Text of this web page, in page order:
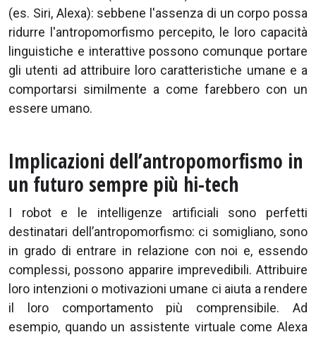
(es. Siri, Alexa): sebbene l'assenza di un corpo possa
ridurre l'antropomorfismo percepito, le loro capacità
linguistiche e interattive possono comunque portare
gli utenti ad attribuire loro caratteristiche umane e a
comportarsi similmente a come farebbero con un
essere umano.
Implicazioni dell’antropomorfismo in
un futuro sempre più hi-tech
I robot e le intelligenze artificiali sono perfetti
destinatari dell’antropomorfismo: ci somigliano, sono
in grado di entrare in relazione con noi e, essendo
complessi, possono apparire imprevedibili. Attribuire
loro intenzioni o motivazioni umane ci aiuta a rendere
il loro comportamento più comprensibile. Ad
esempio, quando un assistente virtuale come Alexa